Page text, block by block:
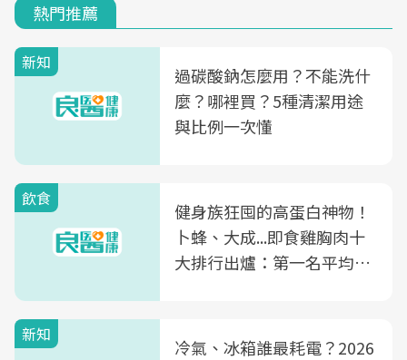
熱門推薦
新知
過碳酸鈉怎麼用？不能洗什
麼？哪裡買？5種清潔用途
與比例一次懂
飲食
健身族狂囤的高蛋白神物！
卜蜂、大成...即食雞胸肉十
大排行出爐：第一名平均一
新知
冷氣、冰箱誰最耗電？2026